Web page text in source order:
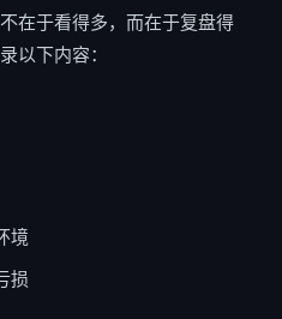
在于看得多，而在于复盘得
以下内容：
境
损